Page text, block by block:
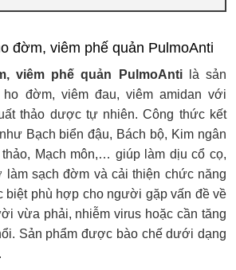
đờm, viêm phế quản PulmoAnti
viêm phế quản PulmoAntilà sản
đờm, viêm đau, viêm amidan với
thảo dược tự nhiên. Công thức kết
Bạch biển đậu, Bách bộ, Kim ngân
Mạch môn,… giúp làm dịu cổ cọ,
làm sạch đờm và cải thiện chức năng
biệt phù hợp cho người gặp vấn đề về
vừa phải, nhiễm virus hoặc cần tăng
Sản phẩm được bào chế dưới dạng